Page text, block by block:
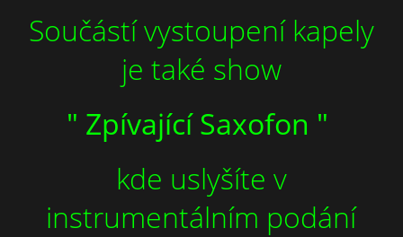
Součástí vystoupení kapely
je také show
" Zpívající Saxofon "
kde uslyšíte v
instrumentálním podání